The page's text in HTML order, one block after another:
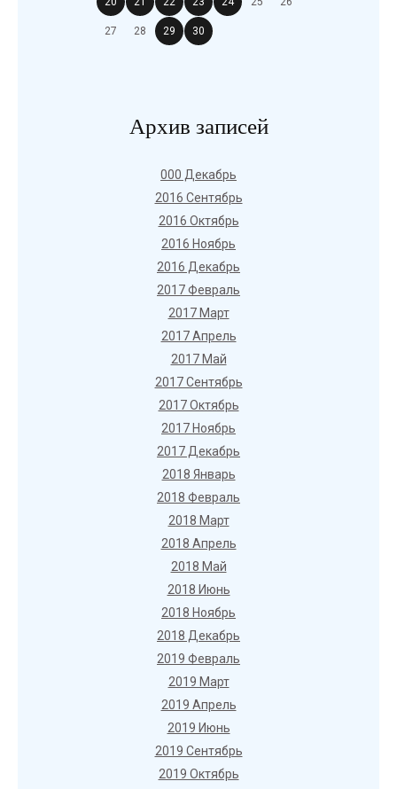
27 28 29 30
Архив записей
000 Декабрь
2016 Сентябрь
2016 Октябрь
2016 Ноябрь
2016 Декабрь
2017 Февраль
2017 Март
2017 Апрель
2017 Май
2017 Сентябрь
2017 Октябрь
2017 Ноябрь
2017 Декабрь
2018 Январь
2018 Февраль
2018 Март
2018 Апрель
2018 Май
2018 Июнь
2018 Ноябрь
2018 Декабрь
2019 Февраль
2019 Март
2019 Апрель
2019 Июнь
2019 Сентябрь
2019 Октябрь